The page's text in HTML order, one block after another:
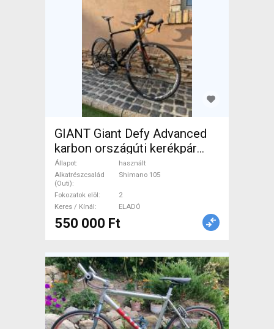
GIANT Giant Defy Advanced
karbon országúti kerékpár
Országúti Shimano 105
tárcsafék használt ELADÓ
Állapot
használt
Alkatrészcsalád
(Outi)
Shimano 105
Fokozatok elöl
2
Keres / Kínál
ELADÓ
550 000 Ft